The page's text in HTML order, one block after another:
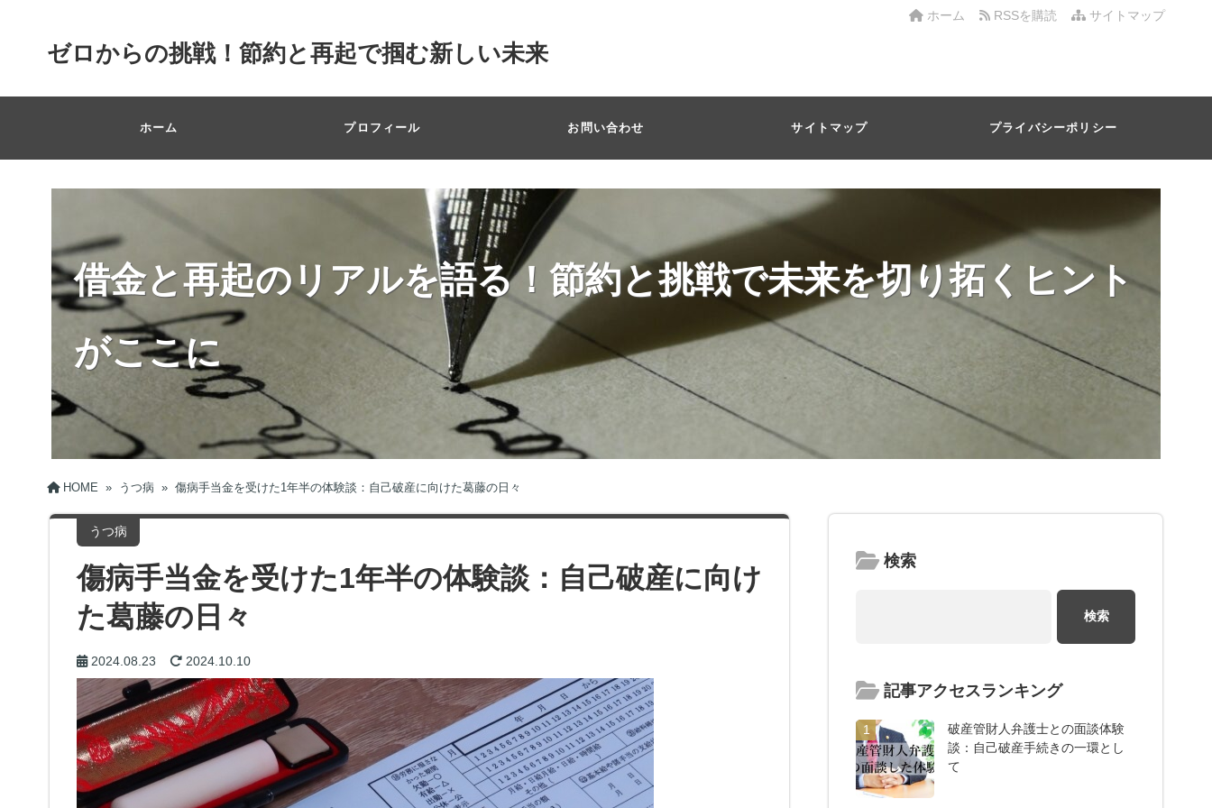
サイトマップ
RSSを購読
ホーム
ゼロからの挑戦！節約と再起で掴む新しい未来
ホーム プロフィール お問い合わせ サイトマップ プライバシーポリシー
借金と再起のリアルを語る！節約と挑戦で未来を切り拓くヒント
がここに
HOME » うつ病 » 傷病手当金を受けた1年半の体験談：自己破産に向けた葛藤の日々
うつ病
傷病手当金を受けた1年半の体験談：自己破産に向け
た葛藤の日々
2024.08.23 2024.10.10
検索
記事アクセスランキング
1
破産管財人弁護士との面談体験
談：自己破産手続きの一環とし
て